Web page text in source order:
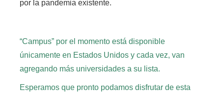
por la pandemia existente.
“Campus” por el momento está disponible
únicamente en Estados Unidos y cada vez, van
agregando más universidades a su lista.
Esperamos que pronto podamos disfrutar de esta